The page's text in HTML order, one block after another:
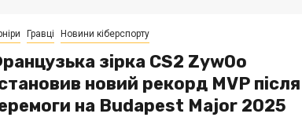
Гравці Новини кіберспорту
зірка CS2 ZywOo
новий рекорд MVP після
на Budapest Major 2025